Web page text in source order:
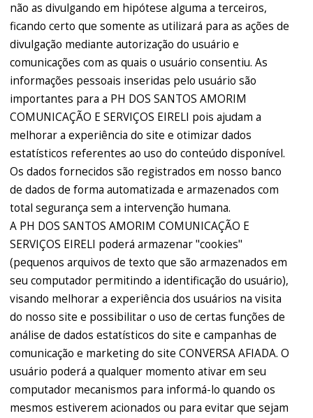
não as divulgando em hipótese alguma a terceiros,
ficando certo que somente as utilizará para as ações de
divulgação mediante autorização do usuário e
comunicações com as quais o usuário consentiu. As
informações pessoais inseridas pelo usuário são
importantes para a PH DOS SANTOS AMORIM
COMUNICAÇÃO E SERVIÇOS EIRELI pois ajudam a
melhorar a experiência do site e otimizar dados
estatísticos referentes ao uso do conteúdo disponível.
Os dados fornecidos são registrados em nosso banco
de dados de forma automatizada e armazenados com
total segurança sem a intervenção humana.
A PH DOS SANTOS AMORIM COMUNICAÇÃO E
SERVIÇOS EIRELI poderá armazenar "cookies"
(pequenos arquivos de texto que são armazenados em
seu computador permitindo a identificação do usuário),
visando melhorar a experiência dos usuários na visita
do nosso site e possibilitar o uso de certas funções de
análise de dados estatísticos do site e campanhas de
comunicação e marketing do site CONVERSA AFIADA. O
usuário poderá a qualquer momento ativar em seu
computador mecanismos para informá-lo quando os
mesmos estiverem acionados ou para evitar que sejam